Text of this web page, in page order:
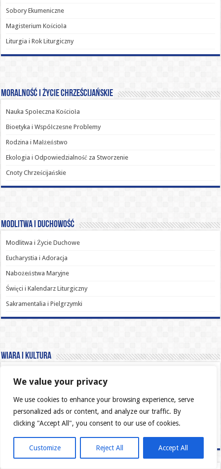
We value your privacy
We use cookies to enhance your browsing experience, serve
personalized ads or content, and analyze our traffic. By
clicking "Accept All", you consent to our use of cookies.
Customize Reject All Accept All
Sobory Ekumeniczne
Magisterium Kościoła
Liturgia i Rok Liturgiczny
Moralność i Życie Chrześcijańskie
Nauka Społeczna Kościoła
Bioetyka i Współczesne Problemy
Rodzina i Małżeństwo
Ekologia i Odpowiedzialność za Stworzenie
Cnoty Chrześcijańskie
Modlitwa i Duchowość
Modlitwa i Życie Duchowe
Eucharystia i Adoracja
Nabożeństwa Maryjne
Święci i Kalendarz Liturgiczny
Sakramentalia i Pielgrzymki
Wiara i Kultura
Ewangelizacja i Nowe Technologie
Kultura Popularna i Katolicyzm